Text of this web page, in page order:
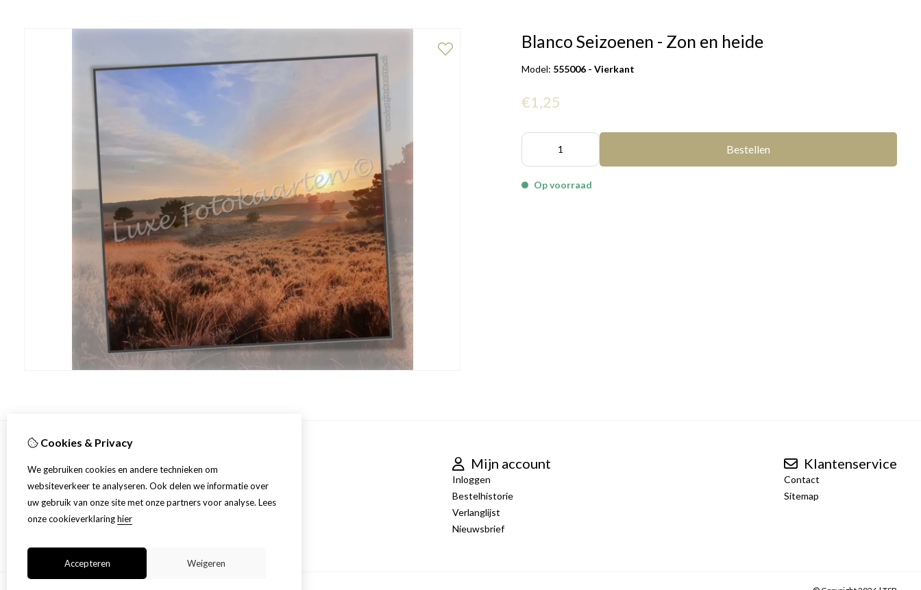
Blanco Seizoenen - Zon en heide
Model: 555006 - Vierkant
€1,25
Bestellen
Op voorraad
Informatie Mijn account
Inloggen
Bestelhistorie
Verlanglijst
Nieuwsbrief
Klantenservice
Contact
Sitemap
Cookies & Privacy
We gebruiken cookies en andere technieken om
websiteverkeer te analyseren. Ook delen we informatie over
uw gebruik van onze site met onze partners voor analyse. Lees
onze cookieverklaringhier
Accepteren Weigeren